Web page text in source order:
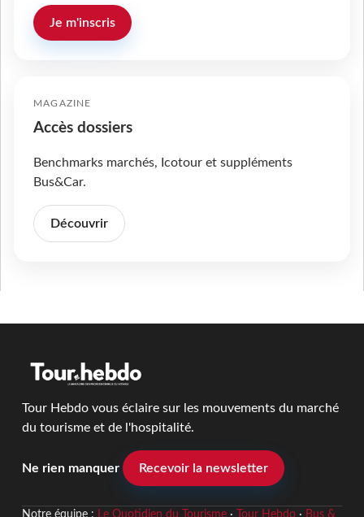
Je m'inscris
MAGAZINE
Accès dossiers
Benchmarks marchés, Icotour et suppléments
Bus&Car.
Découvrir
Tour Hebdo vous éclaire sur les mouvements du marché
du tourisme et de l'hospitalité.
Ne rien manquer Recevoir la newsletter
Notre équipe : Le Quotidien du Tourisme· Tour Hebdo· Bus &